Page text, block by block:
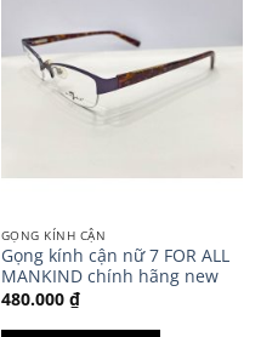
GỌNG KÍNH CẬN
Gọng kính cận nữ 7 FOR ALL
MANKIND chính hãng new
480.000 ₫